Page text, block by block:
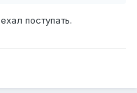
поступать.